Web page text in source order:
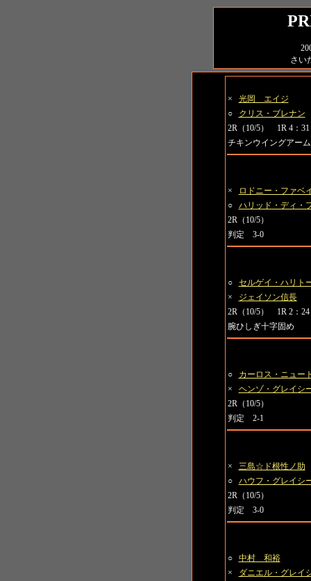
さい
×
光岡 エイジ
○
クリス・ブレナン
2R（10/5） 1R 4：31
チキンウイングアー
×
ロドニー・ファベ
○
ハリッド・ディ・
2R（10/5）
判定 3-0
○
セルゲイ・ハリト
×
ジェイソン信長
2R（10/5） 1R 2：24
腕ひしぎ十字固め
○
カーロス・ニュー
×
ヘンゾ・グレイシ
2R（10/5）
判定 2-1
×
三島☆ド根性ノ助
○
ハウフ・グレイシ
2R（10/5）
判定 3-0
○
中村 和裕
×
ダニエル・グレイ